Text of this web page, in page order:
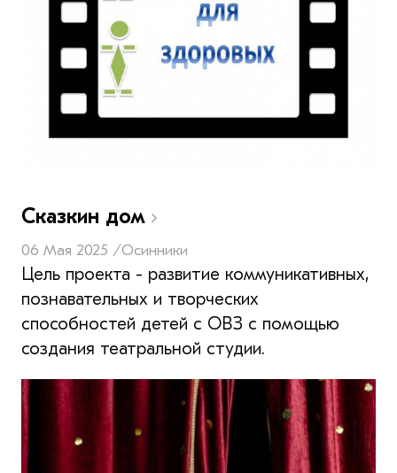
Сказкин дом
06 Мая 2025 /Осинники
Цель проекта - развитие коммуникативных,
познавательных и творческих
способностей детей с ОВЗ с помощью
создания театральной студии.